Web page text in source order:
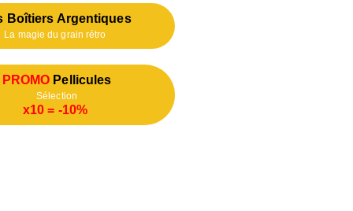
Boîtiers Argentiques
La magie du grain rétro
PROMO Pellicules
Sélection
x10 = -10%